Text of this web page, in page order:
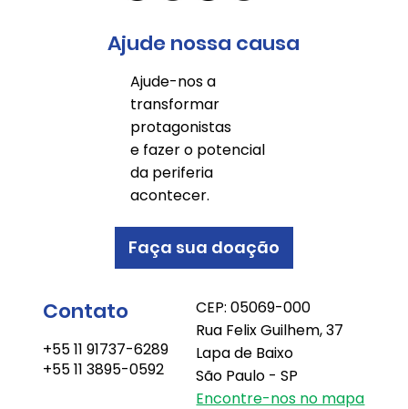
Ajude nossa causa
Ajude-nos a
transformar
protagonistas
e fazer o potencial
da periferia
acontecer.
Faça sua doação
Contato
+55 11 91737-6289
+55 11 3895-0592
CEP: 05069-000
Rua Felix Guilhem, 37
Lapa de Baixo
São Paulo - SP
Encontre-nos no mapa